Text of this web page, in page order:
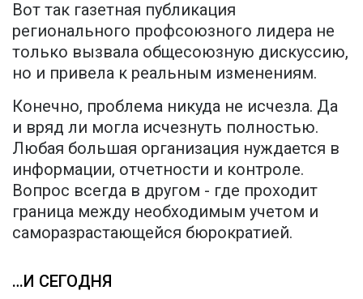
Вот так газетная публикация
регионального профсоюзного лидера не
только вызвала общесоюзную дискуссию,
но и привела к реальным изменениям.
Конечно, проблема никуда не исчезла. Да
и вряд ли могла исчезнуть полностью.
Любая большая организация нуждается в
информации, отчетности и контроле.
Вопрос всегда в другом - где проходит
граница между необходимым учетом и
саморазрастающейся бюрократией.
…И СЕГОДНЯ